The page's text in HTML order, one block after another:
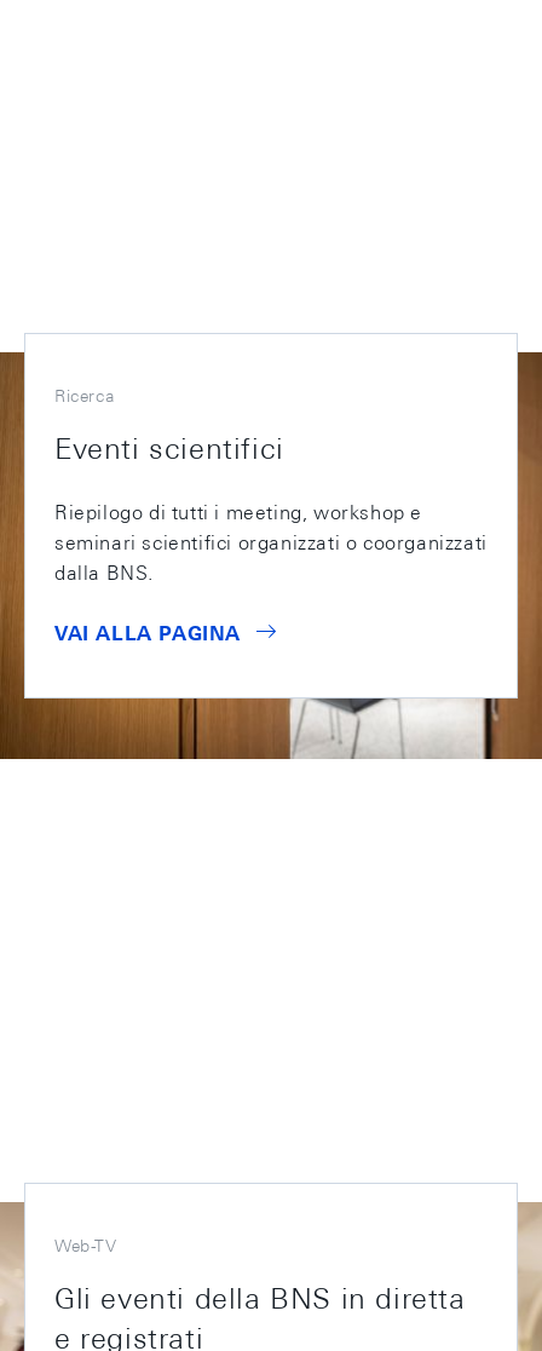
Ricerca
Eventi scientifici
Riepilogo di tutti i meeting, workshop e
seminari scientifici organizzati o coorganizzati
dalla BNS.
VAI ALLA PAGINA
Web-TV
Gli eventi della BNS in diretta
e registrati